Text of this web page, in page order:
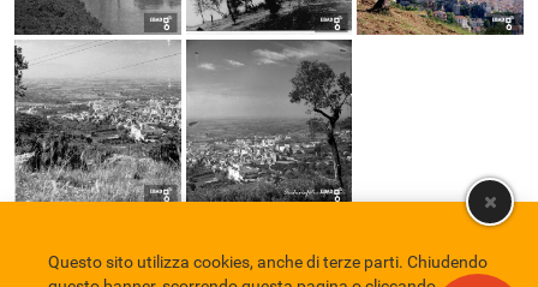
Comune di Eboli Servizio Bibliotecario Nazionale Privacy policy
Questo sito utilizza cookies, anche di terze parti. Chiudendo